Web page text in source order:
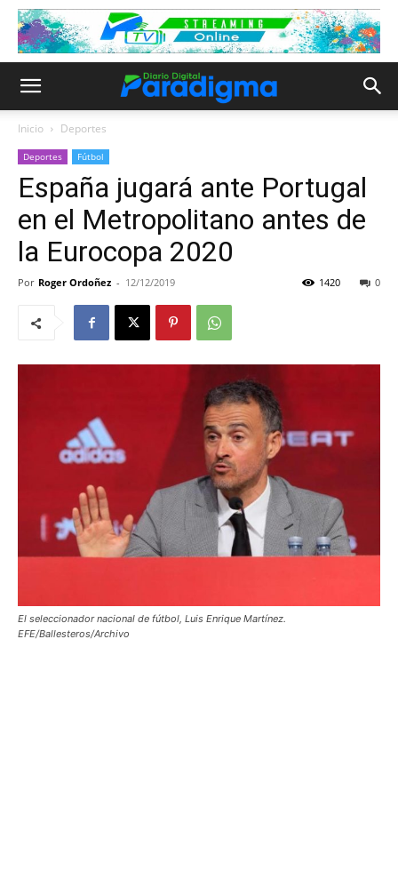
Inicio Deportes
Deportes Fútbol
España jugará ante Portugal
en el Metropolitano antes de
la Eurocopa 2020
Por Roger Ordoñez - 12/12/2019 0
1420
El seleccionador nacional de fútbol, Luis Enrique Martínez.
EFE/Ballesteros/Archivo